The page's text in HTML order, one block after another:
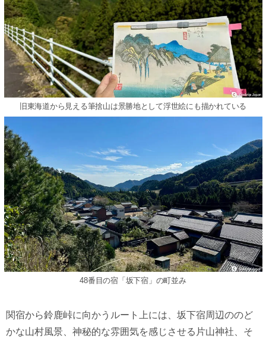
旧東海道から見える筆捨山は景勝地として浮世絵にも描かれている
48番目の宿「坂下宿」の町並み
関宿から鈴鹿峠に向かうルート上には、坂下宿周辺ののど
かな山村風景、神秘的な雰囲気を感じさせる片山神社、そ